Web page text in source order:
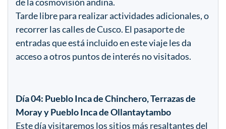
Tarde libre para realizar actividades adicionales, o
recorrer las calles de Cusco. El pasaporte de
entradas que está incluido en este viaje les da
acceso a otros puntos de interés no visitados.
Día 04: Pueblo Inca de Chinchero, Terrazas de
Moray y Pueblo Inca de Ollantaytambo
Este día visitaremos los sitios más resaltantes del